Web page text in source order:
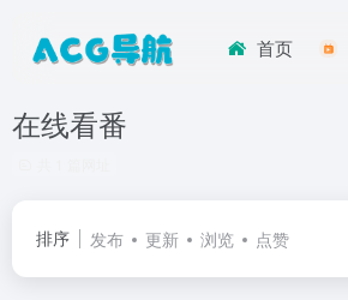
首页
在线看番
排序 发布 更新 浏览 点赞